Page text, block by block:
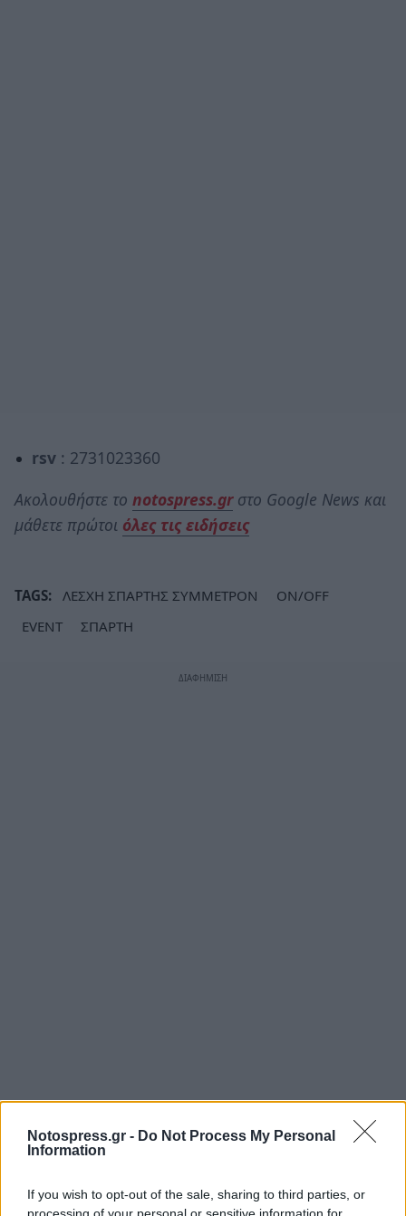
Notospress.gr - Do Not Process My Personal
Information
If you wish to opt-out of the sale, sharing to third parties, or
processing of your personal or sensitive information for
rsv: 2731023360
Ακολουθήστε το notospress.grστο Google News και
μάθετε πρώτοι όλες τις ειδήσεις
TAGS: ΛΕΣΧΗ ΣΠΑΡΤΗΣ ΣΥΜΜΕΤΡΟΝ
ON/OFF
EVENT
ΣΠΑΡΤΗ